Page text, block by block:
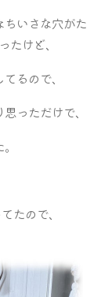
いさな穴がた
たけど､
るので､
っただけで､
たので､